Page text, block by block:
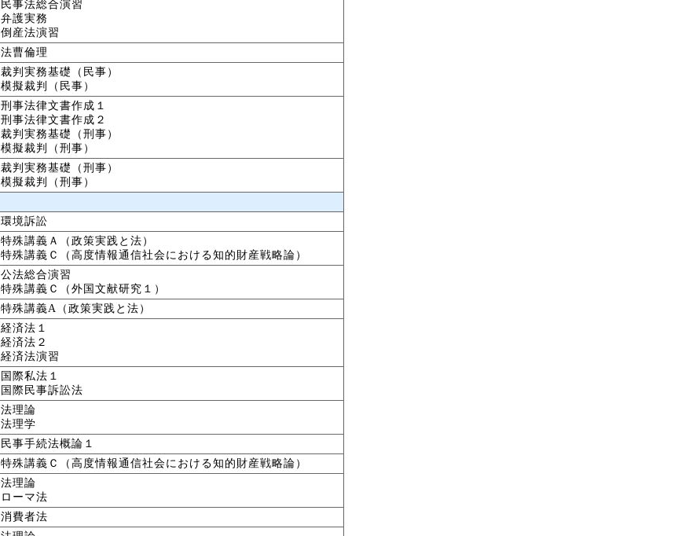
民事法総合演習
弁護実務
倒産法演習
法曹倫理
裁判実務基礎（民事）
模擬裁判（民事）
刑事法律文書作成１
刑事法律文書作成２
裁判実務基礎（刑事）
模擬裁判（刑事）
裁判実務基礎（刑事）
模擬裁判（刑事）
環境訴訟
特殊講義Ａ（政策実践と法）
特殊講義Ｃ（高度情報通信社会における知的財産戦略論）
公法総合演習
特殊講義Ｃ（外国文献研究１）
特殊講義A（政策実践と法）
経済法１
経済法２
経済法演習
国際私法１
国際民事訴訟法
法理論
法理学
民事手続法概論１
特殊講義Ｃ（高度情報通信社会における知的財産戦略論）
法理論
ローマ法
消費者法